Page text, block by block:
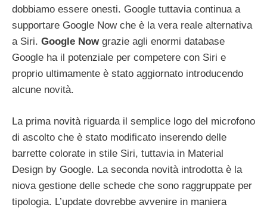
dobbiamo essere onesti. Google tuttavia continua a
supportare Google Now che è la vera reale alternativa
a Siri. Google Now grazie agli enormi database
Google ha il potenziale per competere con Siri e
proprio ultimamente è stato aggiornato introducendo
alcune novità.
La prima novità riguarda il semplice logo del microfono
di ascolto che è stato modificato inserendo delle
barrette colorate in stile Siri, tuttavia in Material
Design by Google. La seconda novità introdotta è la
niova gestione delle schede che sono raggruppate per
tipologia. L’update dovrebbe avvenire in maniera